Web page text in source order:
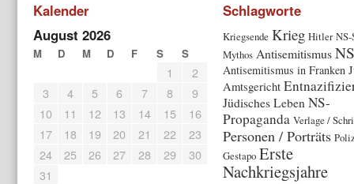
Kalender
August 2026
M D M D F S S
1
2
3
4 5 6 7 8
9
10
11 12 13 14 15
16
17
18 19 20 21 22
23
24
25 26 27 28 29
30
31
Schlagworte
Kriegsende Krieg Hitler
Mythos Antisemitismus
Antisemitismus in Franken
Amtsgericht
Jüdisches Leben NS-
Propaganda Verlage /
Personen / Porträts
Gestapo Erste
Nachkriegsjahre